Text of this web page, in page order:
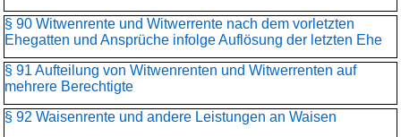
§ 90 Witwenrente und Witwerrente nach dem vorletzten
Ehegatten und Ansprüche infolge Auflösung der letzten Ehe
§ 91 Aufteilung von Witwenrenten und Witwerrenten auf
mehrere Berechtigte
§ 92 Waisenrente und andere Leistungen an Waisen